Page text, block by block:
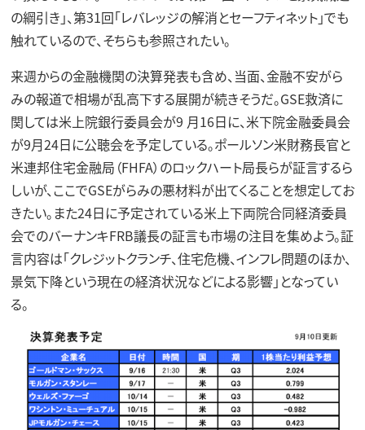
の綱引き」、第31回「レバレッジの解消とセーフティネット」でも
触れているので、そちらも参照されたい。
来週からの金融機関の決算発表も含め、当面、金融不安がら
みの報道で相場が乱高下する展開が続きそうだ。GSE救済に
関しては米上院銀行委員会が9 月16日に、米下院金融委員会
が9月24日に公聴会を予定している。ポールソン米財務長官と
米連邦住宅金融局（FHFA）のロックハート局長らが証言するら
しいが、ここでGSEがらみの悪材料が出てくることを想定してお
きたい。また24日に予定されている米上下両院合同経済委員
会でのバーナンキFRB議長の証言も市場の注目を集めよう。証
言内容は「クレジットクランチ、住宅危機、インフレ問題のほか、
景気下降という現在の経済状況などによる影響」となってい
る。